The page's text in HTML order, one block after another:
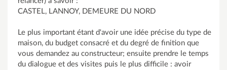
CASTEL, LANNOY, DEMEURE DU NORD
Le plus important étant d'avoir une idée précise du type de
maison, du budget consacré et du degré de finition que
vous demandez au constructeur; ensuite prendre le temps
du dialogue et des visites puis le plus difficile : avoir